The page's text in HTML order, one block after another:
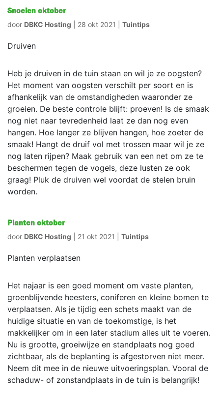
Snoeien oktober
door DBKC Hosting 28 okt 2021 Tuintips
Druiven
Heb je druiven in de tuin staan en wil je ze oogsten?
Het moment van oogsten verschilt per soort en is
afhankelijk van de omstandigheden waaronder ze
groeien. De beste controle blijft: proeven! Is de smaak
nog niet naar tevredenheid laat ze dan nog even
hangen. Hoe langer ze blijven hangen, hoe zoeter de
smaak! Hangt de druif vol met trossen maar wil je ze
nog laten rijpen? Maak gebruik van een net om ze te
beschermen tegen de vogels, deze lusten ze ook
graag! Pluk de druiven wel voordat de stelen bruin
worden.
Planten oktober
door DBKC Hosting 21 okt 2021 Tuintips
Planten verplaatsen
Het najaar is een goed moment om vaste planten,
groenblijvende heesters, coniferen en kleine bomen te
verplaatsen. Als je tijdig een schets maakt van de
huidige situatie en van de toekomstige, is het
makkelijker om in een later stadium alles uit te voeren.
Nu is grootte, groeiwijze en standplaats nog goed
zichtbaar, als de beplanting is afgestorven niet meer.
Neem dit mee in de nieuwe uitvoeringsplan. Vooral de
schaduw- of zonstandplaats in de tuin is belangrijk!